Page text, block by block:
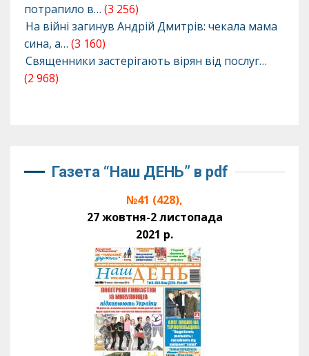
потрапило в… (3 256)
На війні загинув Андрій Дмитрів: чекала мама
сина, а… (3 160)
Священники застерігають вірян від послуг…
(2 968)
Газета “Наш ДЕНЬ” в pdf
№41 (428),
27 жовтня-2 листопада
2021 р.